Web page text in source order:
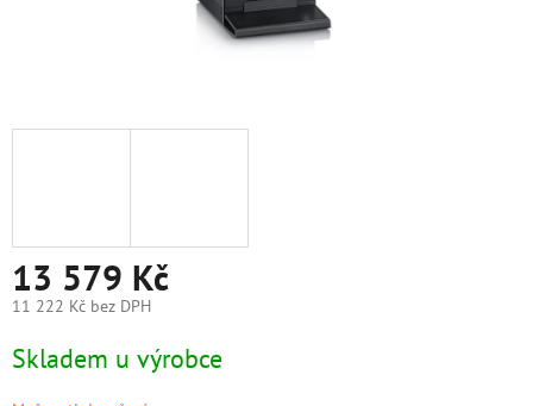
13 579 Kč
11 222 Kč bez DPH
cena:
Skladem u výrobce